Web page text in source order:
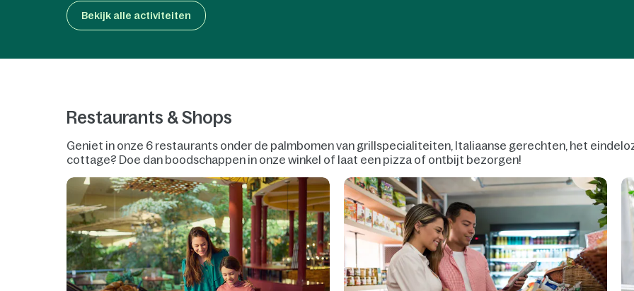
Bekijk alle activiteiten
Restaurants & Shops
Geniet in onze 6 restaurants onder de palmbomen van grillspecialiteiten, Italiaanse gerechten, het
cottage? Doe dan boodschappen in onze winkel of laat een pizza of ontbijt bezorgen!